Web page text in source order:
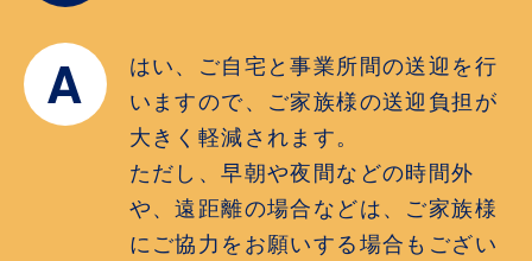
A
はい、ご自宅と事業所間の送迎を行
いますので、ご家族様の送迎負担が
大きく軽減されます。
ただし、早朝や夜間などの時間外
や、遠距離の場合などは、ご家族様
にご協力をお願いする場合もござい